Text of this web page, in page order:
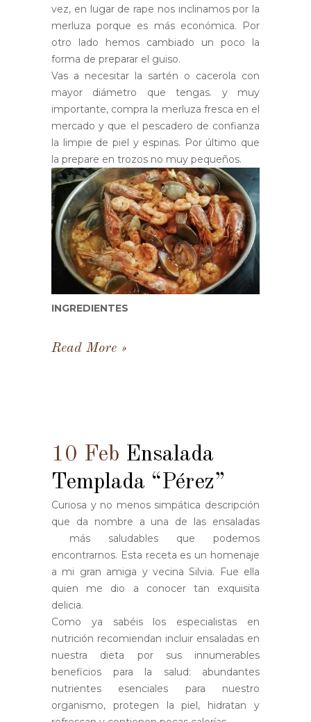
vez, en lugar de rape nos inclinamos por la
merluza porque es más económica. Por
otro lado hemos cambiado un poco la
forma de preparar el guiso.
Vas a necesitar la sartén o cacerola con
mayor diámetro que tengas. y muy
importante, compra la merluza fresca en el
mercado y que el pescadero de confianza
la limpie de piel y espinas. Por último que
la prepare en trozos no muy pequeños.
INGREDIENTES
Read More
10 Feb Ensalada
Templada “Pérez”
Curiosa y no menos simpática descripción
que da nombre a una de las ensaladas
más saludables que podemos
encontrarnos. Esta receta es un homenaje
a mi gran amiga y vecina Silvia. Fue ella
quien me dio a conocer tan exquisita
delicia.
Como ya sabéis los especialistas en
nutrición recomiendan incluir ensaladas en
nuestra dieta por sus innumerables
beneficios para la salud: abundantes
nutrientes esenciales para nuestro
organismo, protegen la piel, hidratan y